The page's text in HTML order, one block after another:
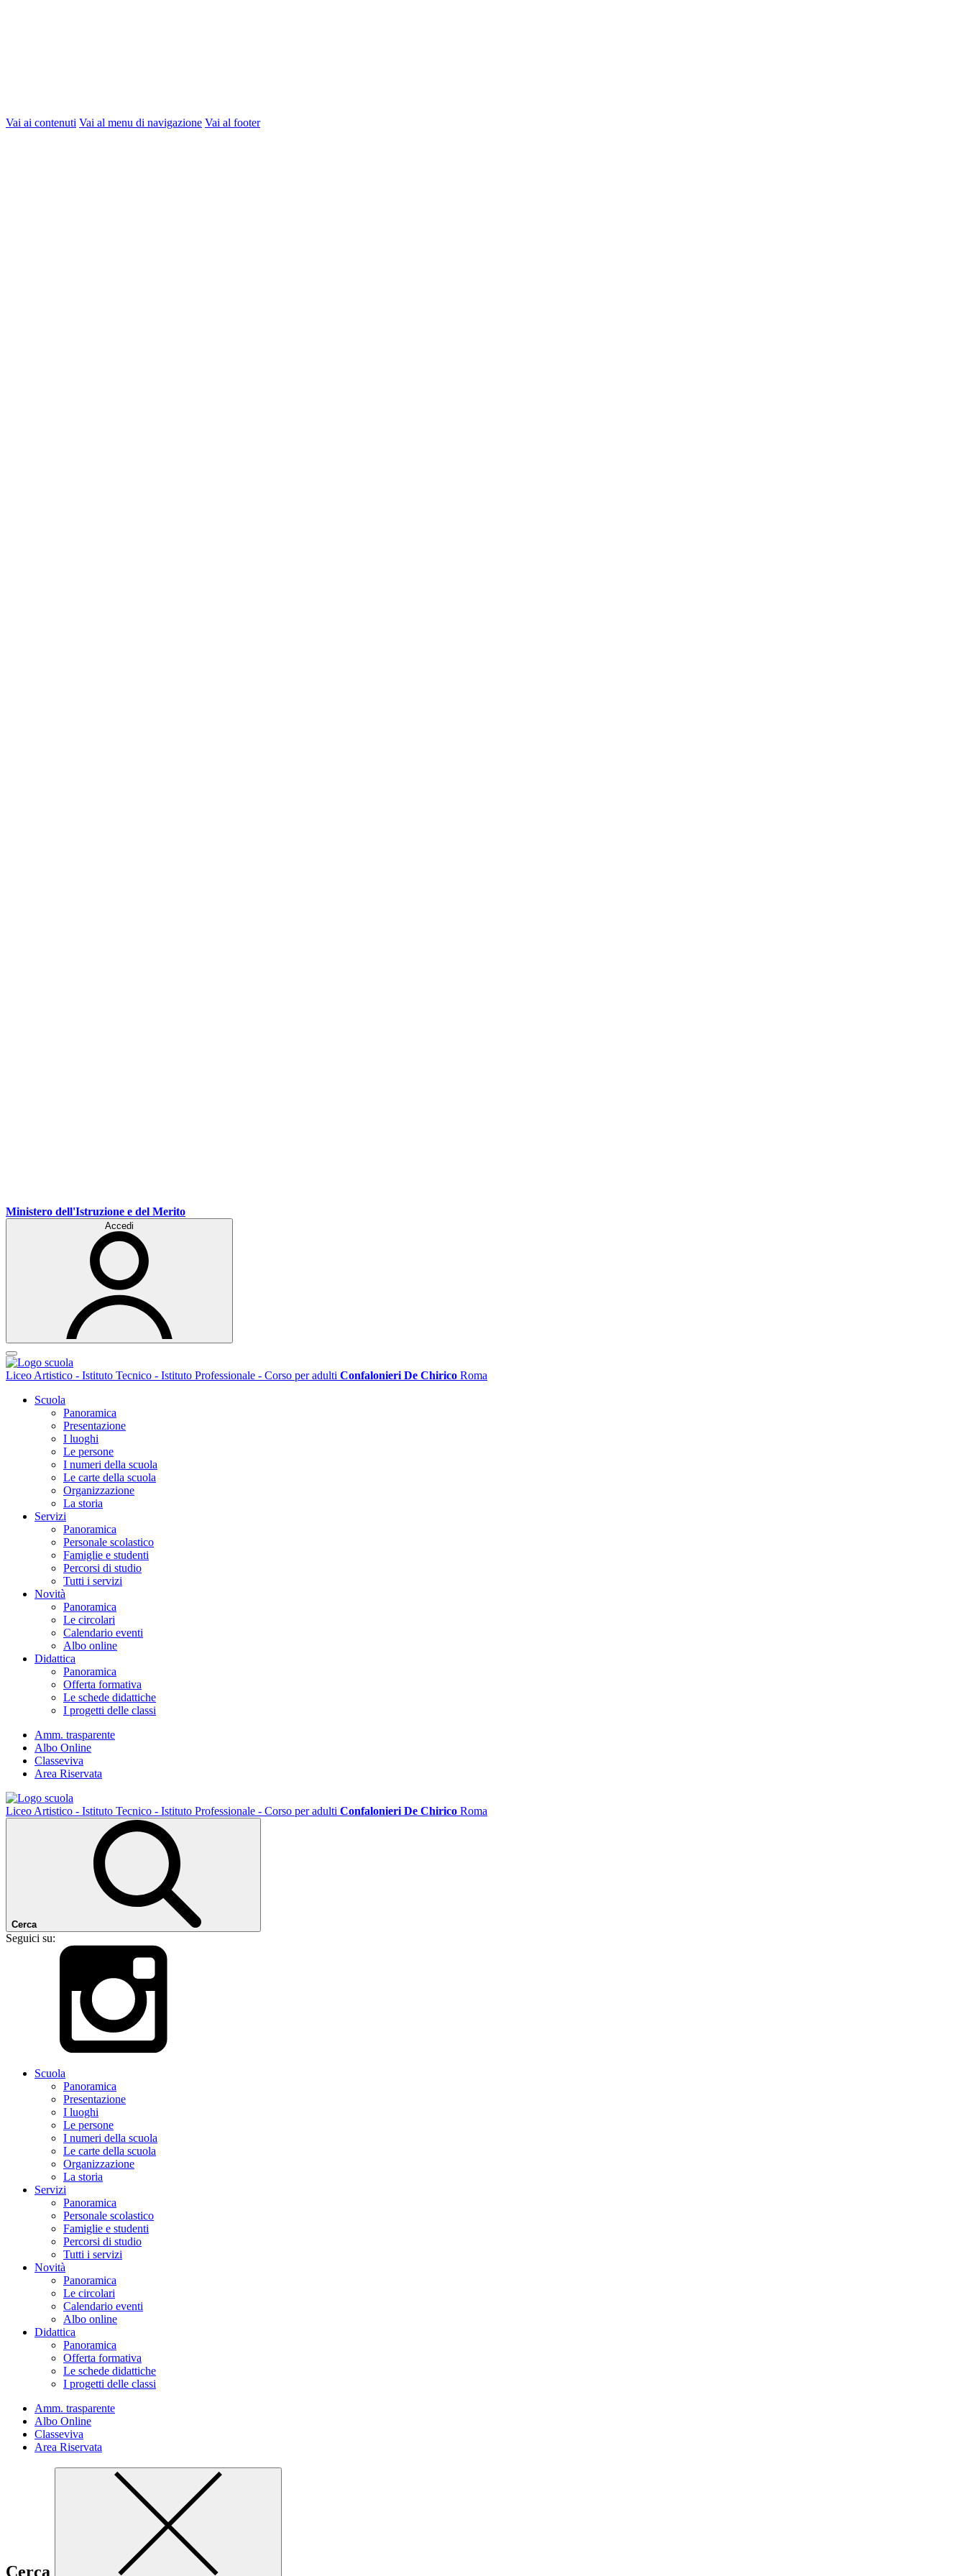
Vai ai contenuti Vai al menu di navigazione Vai al footer
Ministero dell'Istruzione e del Merito
Accedi
Liceo Artistico - Istituto Tecnico - Istituto Professionale - Corso per adulti Confalonieri De Chirico Roma
Scuola
Panoramica
Presentazione
I luoghi
Le persone
I numeri della scuola
Le carte della scuola
Organizzazione
La storia
Servizi
Panoramica
Personale scolastico
Famiglie e studenti
Percorsi di studio
Tutti i servizi
Novità
Panoramica
Le circolari
Calendario eventi
Albo online
Didattica
Panoramica
Offerta formativa
Le schede didattiche
I progetti delle classi
Amm. trasparente
Albo Online
Classeviva
Area Riservata
Liceo Artistico - Istituto Tecnico - Istituto Professionale - Corso per adulti Confalonieri De Chirico Roma
Cerca
Seguici su:
Scuola
Panoramica
Presentazione
I luoghi
Le persone
I numeri della scuola
Le carte della scuola
Organizzazione
La storia
Servizi
Panoramica
Personale scolastico
Famiglie e studenti
Percorsi di studio
Tutti i servizi
Novità
Panoramica
Le circolari
Calendario eventi
Albo online
Didattica
Panoramica
Offerta formativa
Le schede didattiche
I progetti delle classi
Amm. trasparente
Albo Online
Classeviva
Area Riservata
Cerca